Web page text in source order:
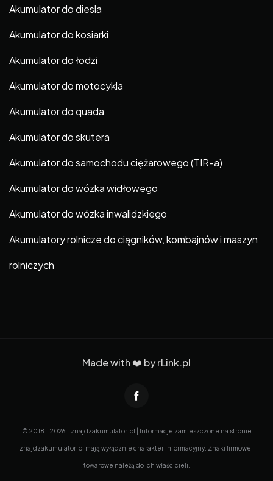
Akumulator do diesla
Akumulator do kosiarki
Akumulator do łodzi
Akumulator do motocykla
Akumulator do quada
Akumulator do skutera
Akumulator do samochodu ciężarowego (TIR-a)
Akumulator do wózka widłowego
Akumulator do wózka inwalidzkiego
Akumulatory rolnicze do ciągników, kombajnów i maszyn
rolniczych
Made with ❤️ byrLink.pl
© 2018 - 2026 - znajdzakumulator.pl | Informacje zamieszczone na stronie
znajdzakumulator.pl mają wyłącznie charakter informacyjny. Znaki firmowe i
towarowe należą do ich właścicieli.